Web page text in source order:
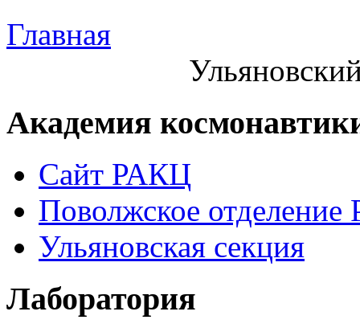
Главная
Академия
Сайт РАКЦ
Поволжское
Ульяновская секция
Лаборатория